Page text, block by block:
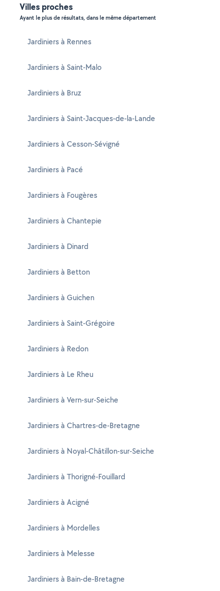
Villes proches
Ayant le plus de résultats, dans le même département
Jardiniers à Rennes
Jardiniers à Saint-Malo
Jardiniers à Bruz
Jardiniers à Saint-Jacques-de-la-Lande
Jardiniers à Cesson-Sévigné
Jardiniers à Pacé
Jardiniers à Fougères
Jardiniers à Chantepie
Jardiniers à Dinard
Jardiniers à Betton
Jardiniers à Guichen
Jardiniers à Saint-Grégoire
Jardiniers à Redon
Jardiniers à Le Rheu
Jardiniers à Vern-sur-Seiche
Jardiniers à Chartres-de-Bretagne
Jardiniers à Noyal-Châtillon-sur-Seiche
Jardiniers à Thorigné-Fouillard
Jardiniers à Acigné
Jardiniers à Mordelles
Jardiniers à Melesse
Jardiniers à Bain-de-Bretagne